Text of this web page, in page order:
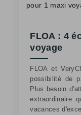
FLOA : 4
voyage
FLOA et
possibilité de
Plus besoin
extraordinaire
vacances